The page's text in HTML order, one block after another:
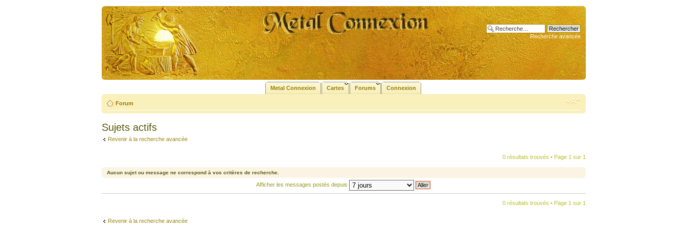
Recherche avancée
Metal Connexion Cartes Forums Connexion
Forum
Sujets actifs
Revenir à la recherche avancée
0 résultats trouvés • Page 1 sur 1
Aucun sujet ou message ne correspond à vos critères de recherche.
Afficher les messages postés depuis
0 résultats trouvés • Page 1 sur 1
Revenir à la recherche avancée